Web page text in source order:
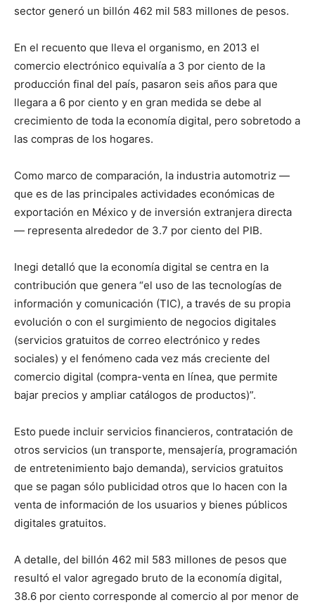
sector generó un billón 462 mil 583 millones de pesos.
En el recuento que lleva el organismo, en 2013 el
comercio electrónico equivalía a 3 por ciento de la
producción final del país, pasaron seis años para que
llegara a 6 por ciento y en gran medida se debe al
crecimiento de toda la economía digital, pero sobretodo a
las compras de los hogares.
Como marco de comparación, la industria automotriz —
que es de las principales actividades económicas de
exportación en México y de inversión extranjera directa
— representa alrededor de 3.7 por ciento del PIB.
Inegi detalló que la economía digital se centra en la
contribución que genera “el uso de las tecnologías de
información y comunicación (TIC), a través de su propia
evolución o con el surgimiento de negocios digitales
(servicios gratuitos de correo electrónico y redes
sociales) y el fenómeno cada vez más creciente del
comercio digital (compra-venta en línea, que permite
bajar precios y ampliar catálogos de productos)”.
Esto puede incluir servicios financieros, contratación de
otros servicios (un transporte, mensajería, programación
de entretenimiento bajo demanda), servicios gratuitos
que se pagan sólo publicidad otros que lo hacen con la
venta de información de los usuarios y bienes públicos
digitales gratuitos.
A detalle, del billón 462 mil 583 millones de pesos que
resultó el valor agregado bruto de la economía digital,
38.6 por ciento corresponde al comercio al por menor de